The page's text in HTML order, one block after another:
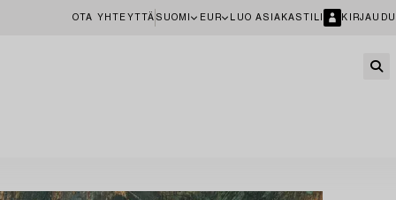
OTA YHTEYTTÄ SUOMI EUR LUO ASIAKASTILI KIRJAUDU